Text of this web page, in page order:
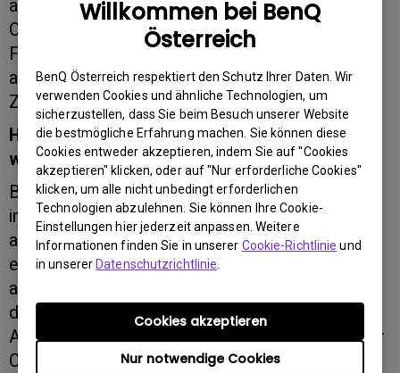
Willkommen bei BenQ
Österreich
BenQ Österreich respektiert den Schutz Ihrer Daten. Wir
verwenden Cookies und ähnliche Technologien, um
sicherzustellen, dass Sie beim Besuch unserer Website
die bestmögliche Erfahrung machen. Sie können diese
Cookies entweder akzeptieren, indem Sie auf "Cookies
akzeptieren" klicken, oder auf "Nur erforderliche Cookies"
klicken, um alle nicht unbedingt erforderlichen
Technologien abzulehnen. Sie können Ihre Cookie-
Einstellungen hier jederzeit anpassen. Weitere
Informationen finden Sie in unserer Cookie-Richtlinie und
in unserer Datenschutzrichtlinie
Nur notwendige Cookies
Cookies akzeptieren
alle Farben exakt definiert werden, um das
Originalmotiv möglichst perfekt darzustellen. Die
Farbgenauigkeit von Delta E ≤ 1,5 erfüllt dabei
alle Erwartungen einer sehr anspruchsvollen
Zielgruppe.
Höchste Farbgenauigkeit durch ständig
wiederherstellbare Normwerte
BenQ testet jeden PV270 vor der Auslieferung
individuell und stimmt ihn auf international
anerkannte Standardwerte ab. Dazu werden die
entsprechenden Korrekturwerte im Monitor
abgespeichert und korrigieren die Darstellung
direkt im Panel und nicht durch manipulierte
Ausgangssignale der Grafikkarte. Ein besonderer
Clou des PV270 ist die gemeinsam mit X-Rite